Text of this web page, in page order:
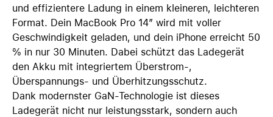
und effizientere Ladung in einem kleineren, leichteren
Format. Dein MacBook Pro 14” wird mit voller
Geschwindigkeit geladen, und dein iPhone erreicht 50
% in nur 30 Minuten. Dabei schützt das Ladegerät
den Akku mit integriertem Überstrom-,
Überspannungs- und Überhitzungsschutz.
Dank modernster GaN-Technologie ist dieses
Ladegerät nicht nur leistungsstark, sondern auch